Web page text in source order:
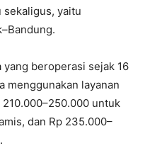
sekaligus, yaitu
beroperasi sejak 16
menggunakan layanan
untuk
dan Rp 235.000–